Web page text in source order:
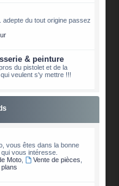
du tout origine passez
& peinture
du pistolet et de la
veulent s'y mettre !!!
vous êtes dans la bonne
vous intéresse.
Moto Vente de pièces